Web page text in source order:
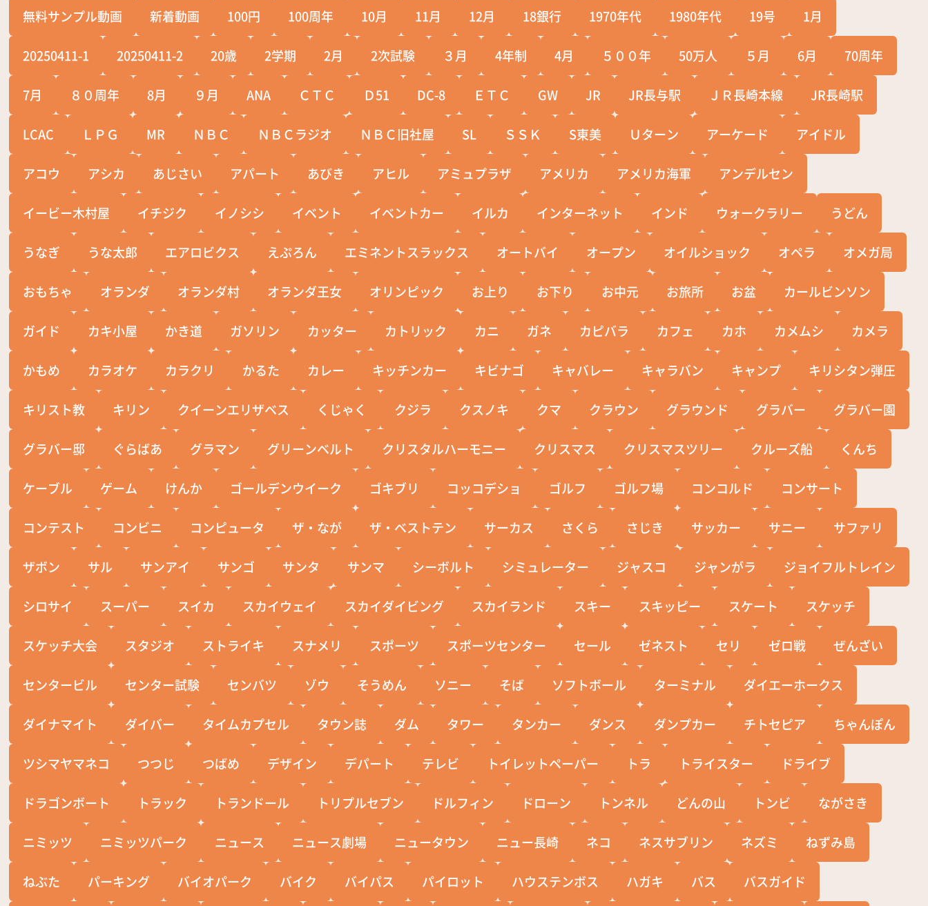
無料サンプル動画 新着動画 100円 100周年 10月 11月 12月 18銀行 1970年代 1980年代 19号 1月
20250411-1 20250411-2 20歳 2学期 2月 2次試験 ３月 4年制 4月 ５００年 50万人 ５月 6月 70周年
7月 ８０周年 8月 ９月 ANA ＣＴＣ Ｄ51 DC-8 ＥＴＣ GW JR JR長与駅 ＪＲ長崎本線 JR長崎駅
LCAC ＬＰＧ MR ＮＢＣ ＮＢＣラジオ ＮＢＣ旧社屋 SL ＳＳＫ S東美 Ｕターン アーケード アイドル
アコウ アシカ あじさい アパート あびき アヒル アミュプラザ アメリカ アメリカ海軍 アンデルセン
イービー木村屋 イチジク イノシシ イベント イベントカー イルカ インターネット インド ウォークラリー うどん
うなぎ うな太郎 エアロビクス えぷろん エミネントスラックス オートバイ オープン オイルショック オペラ オメガ局
おもちゃ オランダ オランダ村 オランダ王女 オリンピック お上り お下り お中元 お旅所 お盆 カールビンソン
ガイド カキ小屋 かき道 ガソリン カッター カトリック カニ ガネ カピバラ カフェ カホ カメムシ カメラ
かもめ カラオケ カラクリ かるた カレー キッチンカー キビナゴ キャバレー キャラバン キャンプ キリシタン弾圧
キリスト教 キリン クイーンエリザベス くじゃく クジラ クスノキ クマ クラウン グラウンド グラバー グラバー園
グラバー邸 ぐらばあ グラマン グリーンベルト クリスタルハーモニー クリスマス クリスマスツリー クルーズ船 くんち
ケーブル ゲーム けんか ゴールデンウイーク ゴキブリ コッコデショ ゴルフ ゴルフ場 コンコルド コンサート
コンテスト コンビニ コンピュータ ザ・なが ザ・ベストテン サーカス さくら さじき サッカー サニー サファリ
ザボン サル サンアイ サンゴ サンタ サンマ シーボルト シミュレーター ジャスコ ジャンがラ ジョイフルトレイン
シロサイ スーパー スイカ スカイウェイ スカイダイビング スカイランド スキー スキッピー スケート スケッチ
スケッチ大会 スタジオ ストライキ スナメリ スポーツ スポーツセンター セール ゼネスト セリ ゼロ戦 ぜんざい
センタービル センター試験 センバツ ゾウ そうめん ソニー そば ソフトボール ターミナル ダイエーホークス
ダイナマイト ダイバー タイムカプセル タウン誌 ダム タワー タンカー ダンス ダンプカー チトセピア ちゃんぽん
ツシマヤマネコ つつじ つばめ デザイン デパート テレビ トイレットペーパー トラ トライスター ドライブ
ドラゴンボート トラック トランドール トリプルセブン ドルフィン ドローン トンネル どんの山 トンビ ながさき
ニミッツ ニミッツパーク ニュース ニュース劇場 ニュータウン ニュー長崎 ネコ ネスサブリン ネズミ ねずみ島
ねぶた パーキング バイオパーク バイク バイパス パイロット ハウステンボス ハガキ バス バスガイド